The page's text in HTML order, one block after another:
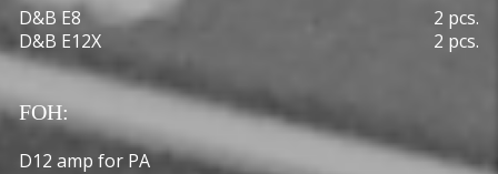
D&B E8
2 pcs.
D&B E12X
2 pcs.
FOH:
D12 amp for PA